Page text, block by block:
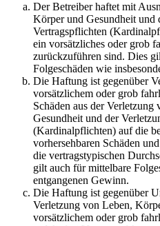
Der Betreiber haftet mit
Körper und Gesundheit und
Vertragspflichten
ein vorsätzliches oder grob
zurückzuführen sind. Dies
Folgeschäden wie
Die Haftung ist gegenüber
vorsätzlichem oder grob
Schäden aus der
Gesundheit und der
(Kardinalpflichten) auf die
vorhersehbaren Schäden
die vertragstypischen
gilt auch für mittelbare
entgangenen Gewinn.
Die Haftung ist gegenüber
Verletzung von Leben,
vorsätzlichem oder grob